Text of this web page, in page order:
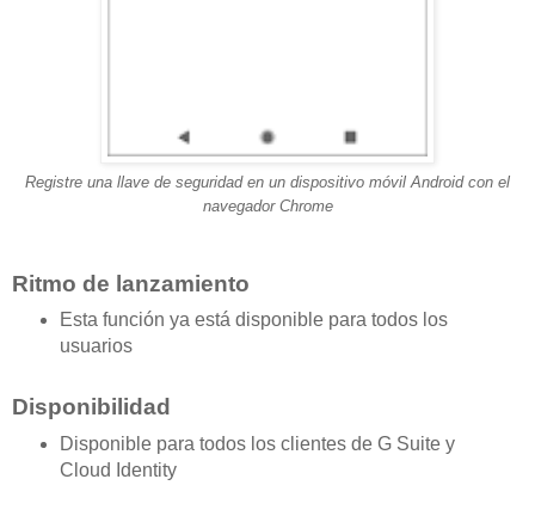
Registre una llave de seguridad en un dispositivo móvil Android con el
navegador Chrome
Ritmo de lanzamiento
Esta función ya está disponible para todos los
usuarios
Disponibilidad
Disponible para todos los clientes de G Suite y
Cloud Identity